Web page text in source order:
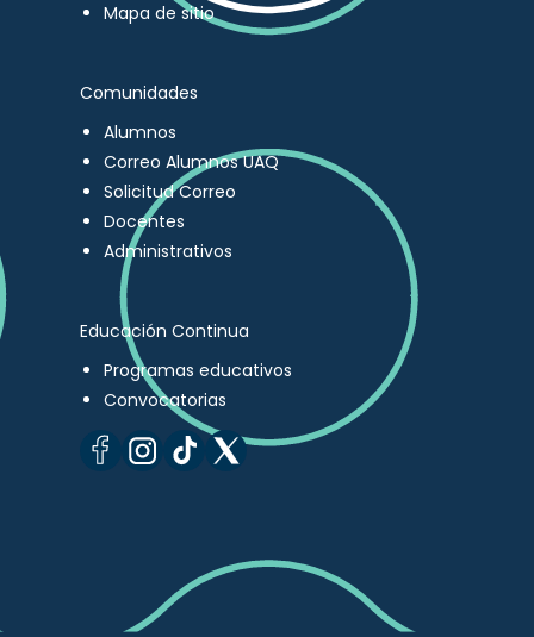
Mapa de sitio
Comunidades
Alumnos
Correo Alumnos UAQ
Solicitud Correo
Docentes
Administrativos
Educación Continua
Programas educativos
Convocatorias